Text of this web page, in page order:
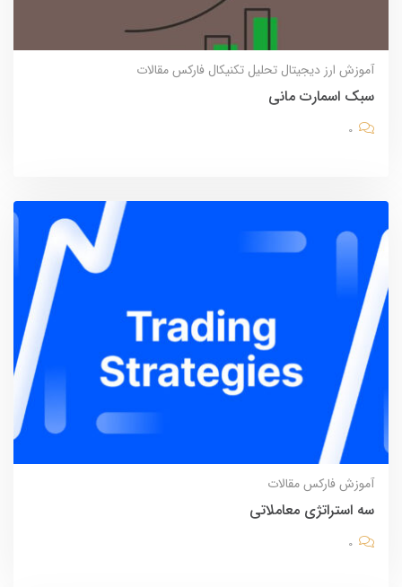
آموزش ارز دیجیتال تحلیل تکنیکال فارکسمقالات
سبک اسمارت مانی
0
آموزشفارکسمقالات
سه استراتژی معاملاتی
0